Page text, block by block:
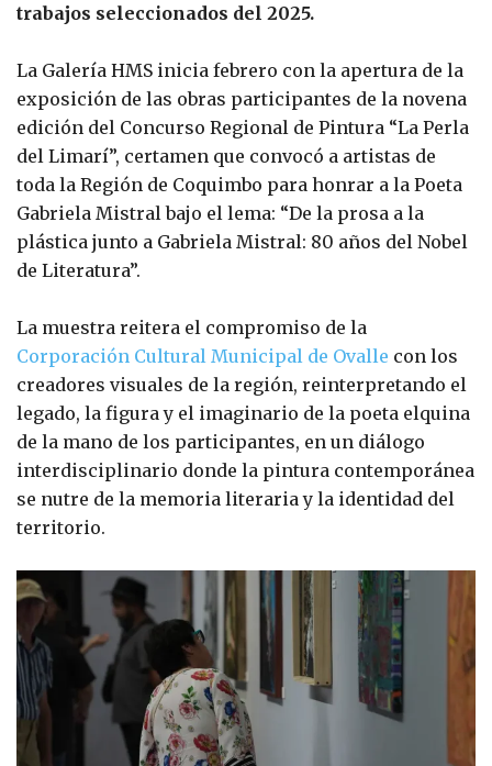
trabajos seleccionados del 2025.
La Galería HMS inicia febrero con la apertura de la
exposición de las obras participantes de la novena
edición del Concurso Regional de Pintura “La Perla
del Limarí”, certamen que convocó a artistas de
toda la Región de Coquimbo para honrar a la Poeta
Gabriela Mistral bajo el lema: “De la prosa a la
plástica junto a Gabriela Mistral: 80 años del Nobel
de Literatura”.
La muestra reitera el compromiso de la
Corporación Cultural Municipal de Ovalle con los
creadores visuales de la región, reinterpretando el
legado, la figura y el imaginario de la poeta elquina
de la mano de los participantes, en un diálogo
interdisciplinario donde la pintura contemporánea
se nutre de la memoria literaria y la identidad del
territorio.